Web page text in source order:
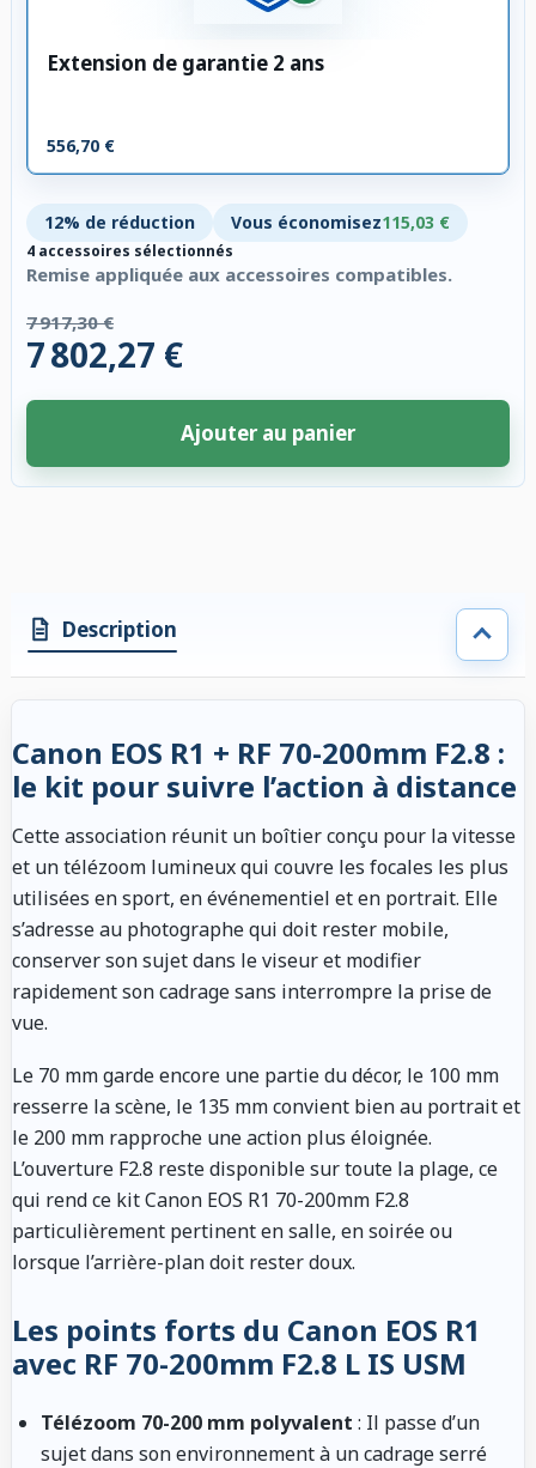
Extension de garantie 2 ans
556,70 €
12% de réduction Vous économisez115,03 €
4 accessoires sélectionnés
Remise appliquée aux accessoires compatibles.
7 917,30 €
7 802,27 €
Ajouter au panier
Description
Canon EOS R1 + RF 70-200mm F2.8 :
le kit pour suivre l’action à distance
Cette association réunit un boîtier conçu pour la vitesse
et un télézoom lumineux qui couvre les focales les plus
utilisées en sport, en événementiel et en portrait. Elle
s’adresse au photographe qui doit rester mobile,
conserver son sujet dans le viseur et modifier
rapidement son cadrage sans interrompre la prise de
vue.
Le 70 mm garde encore une partie du décor, le 100 mm
resserre la scène, le 135 mm convient bien au portrait et
le 200 mm rapproche une action plus éloignée.
L’ouverture F2.8 reste disponible sur toute la plage, ce
qui rend ce kit Canon EOS R1 70-200mm F2.8
particulièrement pertinent en salle, en soirée ou
lorsque l’arrière-plan doit rester doux.
Les points forts du Canon EOS R1
avec RF 70-200mm F2.8 L IS USM
Télézoom 70-200 mm polyvalent : Il passe d’un
sujet dans son environnement à un cadrage serré